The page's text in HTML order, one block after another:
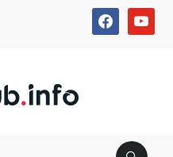
facebookyoutube